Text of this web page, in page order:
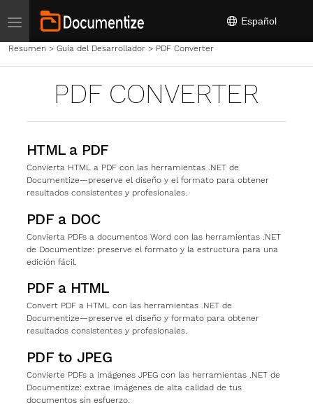
Toggle navigation Español
Resumen> Guía del Desarrollador> PDF Converter
PDF CONVERTER
HTML a PDF
Convierta HTML a PDF con las herramientas .NET de
Documentize—preserve el diseño y el formato para obtener
resultados consistentes y profesionales.
PDF a DOC
Convierta PDFs a documentos Word con las herramientas .NET
de Documentize: preserve el formato y la estructura para una
edición fácil.
PDF a HTML
Convert PDF a HTML con las herramientas .NET de
Documentize—preserve el diseño y formato para obtener
resultados consistentes y profesionales.
PDF to JPEG
Convierte PDFs a imágenes JPEG con las herramientas .NET de
Documentize: extrae imágenes de alta calidad de tus
documentos sin esfuerzo.